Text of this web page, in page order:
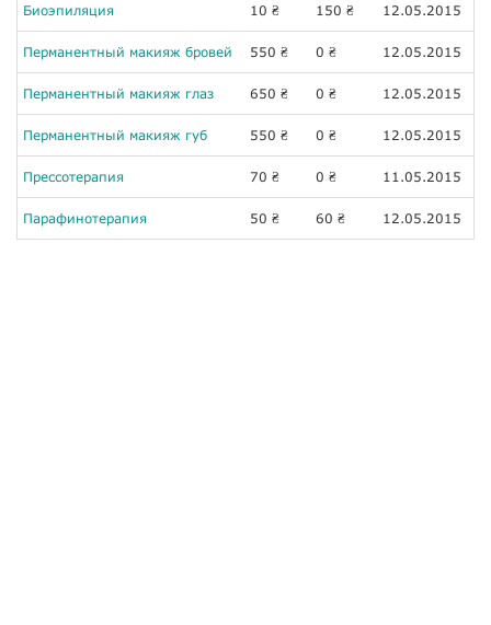
Биоэпиляция 10 ₴ 150 ₴ 12.05.2015
Перманентный макияж бровей 550 ₴ 0 ₴ 12.05.2015
Перманентный макияж глаз 650 ₴ 0 ₴ 12.05.2015
Перманентный макияж губ 550 ₴ 0 ₴ 12.05.2015
Прессотерапия 70 ₴ 0 ₴ 11.05.2015
Парафинотерапия 50 ₴ 60 ₴ 12.05.2015